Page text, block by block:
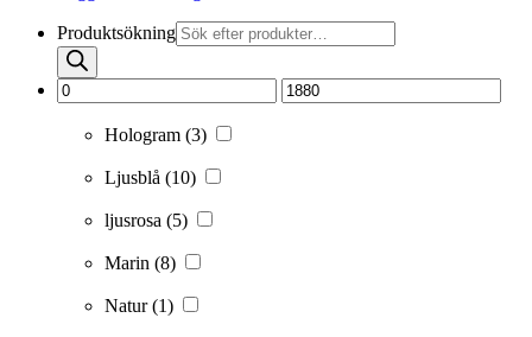
Produktsökning
Hologram (3)
Ljusblå (10)
ljusrosa (5)
Marin (8)
Natur(1)